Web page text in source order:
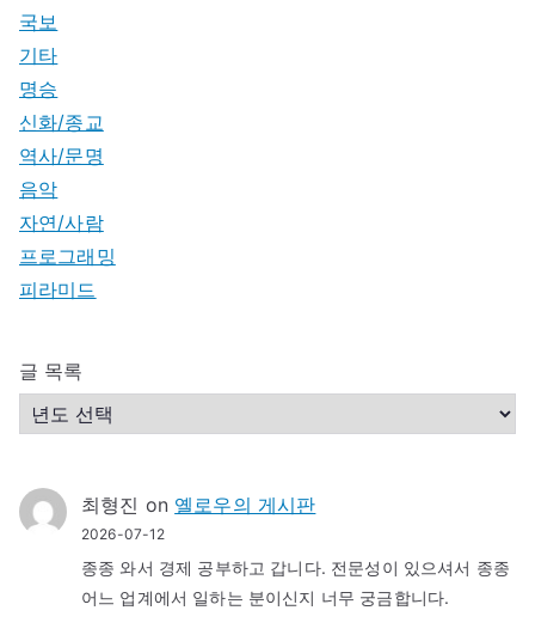
국보
기타
명승
신화/종교
역사/문명
음악
자연/사람
프로그래밍
피라미드
글 목록
최형진 on 옐로우의 게시판
2026-07-12
종종 와서 경제 공부하고 갑니다. 전문성이 있으셔서 종종
어느 업계에서 일하는 분이신지 너무 궁금합니다.